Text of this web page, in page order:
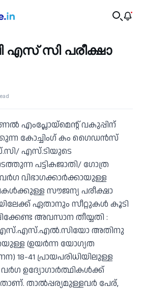
സി പരീക്ഷാ
എംപ്ലോയ്മെന്റ് വകുപ്പിന്
കോച്ചിംഗ് കം ഗൈഡൻസ്
എസ്.ടിയുടെ
പട്ടികജാതി/ ഗോത്ര
വിഭാഗക്കാർക്കായുള്ള
സൗജന്യ പരീക്ഷാ
ഏതാനും സീറ്റുകൾ കൂടി
അവസാന തീയ്യതി :
എസ്.എസ്.എൽ.സിയോ അതിനു
(ഉയർന്ന യോഗ്യത
41 പ്രായപരിധിയിലുള്ള
വർഗ ഉദ്യോഗാർത്ഥികൾക്ക്
താൽപ്പര്യമുള്ളവർ പേര്,